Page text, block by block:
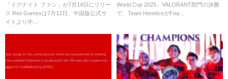
リリース
「イグナイト ファン」が7月14日にリリー
ス Riot Gamesは7月12日、中国版公式サ
イトより中...
初優勝を飾る
World Cup 2025」VALORANT部門の決勝
で、Team HereticsがFna...